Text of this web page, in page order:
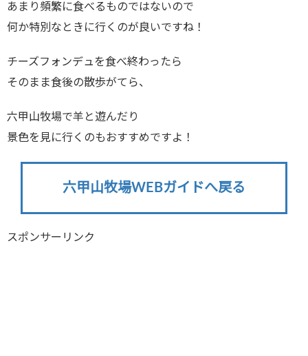
あまり頻繁に食べるものではないので
何か特別なときに行くのが良いですね！
チーズフォンデュを食べ終わったら
そのまま食後の散歩がてら、
六甲山牧場で羊と遊んだり
景色を見に行くのもおすすめですよ！
六甲山牧場WEBガイドへ戻る
スポンサーリンク